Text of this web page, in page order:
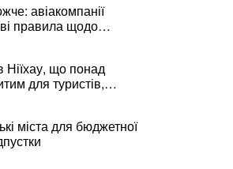
авіакомпанії
правила щодо
Ніїхау, що понад
для туристів,
відвідувачів
міста для бюджетної